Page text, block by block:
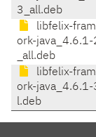
3_all.deb
libfelix-
ork-java_4.6.1-
_all.deb
libfelix-
ork-java_4.6.1-
l.deb